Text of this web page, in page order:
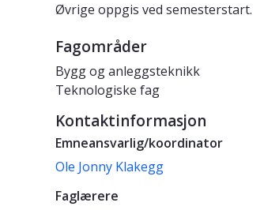
Øvrige oppgis ved semesterstart.
Fagområder
Bygg og anleggsteknikk
Teknologiske fag
Kontaktinformasjon
Emneansvarlig/koordinator
Ole Jonny Klakegg
Faglærere